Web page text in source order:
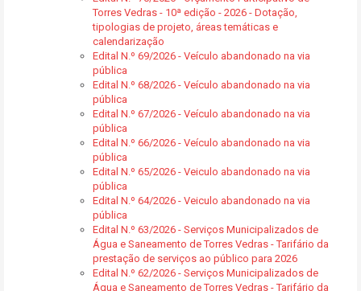
Torres Vedras - 10ª edição - 2026 - Dotação,
tipologias de projeto, áreas temáticas e
calendarização
Edital N.º 69/2026 - Veículo abandonado na via
pública
Edital N.º 68/2026 - Veículo abandonado na via
pública
Edital N.º 67/2026 - Veículo abandonado na via
pública
Edital N.º 66/2026 - Veículo abandonado na via
pública
Edital N.º 65/2026 - Veiculo abandonado na via
pública
Edital N.º 64/2026 - Veiculo abandonado na via
pública
Edital N.º 63/2026 - Serviços Municipalizados de
Água e Saneamento de Torres Vedras - Tarifário da
prestação de serviços ao público para 2026
Edital N.º 62/2026 - Serviços Municipalizados de
Água e Saneamento de Torres Vedras - Tarifário da